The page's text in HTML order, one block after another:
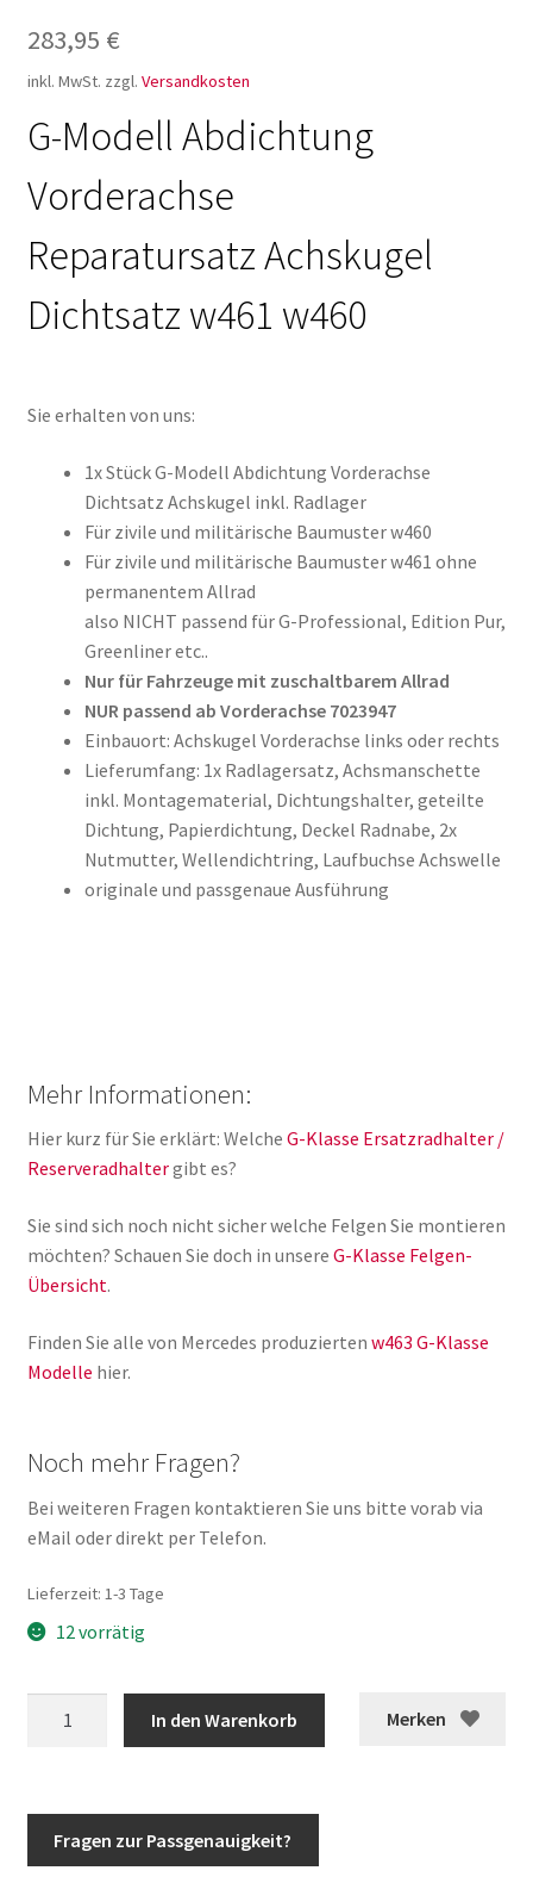
283,95 €
inkl. MwSt. zzgl. Versandkosten
G-Modell Abdichtung
Vorderachse
Reparatursatz Achskugel
Dichtsatz w461 w460
Sie erhalten von uns:
1x Stück G-Modell Abdichtung Vorderachse
Dichtsatz Achskugel inkl. Radlager
Für zivile und militärische Baumuster w460
Für zivile und militärische Baumuster w461 ohne
permanentem Allrad
also NICHT passend für G-Professional, Edition Pur,
Greenliner etc..
Nur für Fahrzeuge mit zuschaltbarem Allrad
NUR passend ab Vorderachse 7023947
Einbauort: Achskugel Vorderachse links oder rechts
Lieferumfang: 1x Radlagersatz, Achsmanschette
inkl. Montagematerial, Dichtungshalter, geteilte
Dichtung, Papierdichtung, Deckel Radnabe, 2x
Nutmutter, Wellendichtring, Laufbuchse Achswelle
originale und passgenaue Ausführung
Mehr Informationen:
Hier kurz für Sie erklärt: Welche G-Klasse Ersatzradhalter /
Reserveradhaltergibt es?
Sie sind sich noch nicht sicher welche Felgen Sie montieren
möchten? Schauen Sie doch in unsere G-Klasse Felgen-
Übersicht.
Finden Sie alle von Mercedes produzierten w463 G-Klasse
Modelle hier.
Noch mehr Fragen?
Bei weiteren Fragen kontaktieren Sie uns bitte vorab via
eMail oder direkt per Telefon.
Lieferzeit: 1-3 Tage
12 vorrätig
Merken
Reparatursatz
In den Warenkorb
Fragen zur Passgenauigkeit?